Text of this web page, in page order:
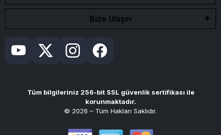
Bize Ulaşın
Tüm bilgileriniz 256-bit SSL güvenlik sertifikası ile
korunmaktadır.
© 2026 – Tüm Hakları Saklıdır.